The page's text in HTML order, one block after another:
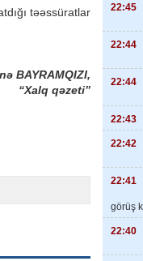
təəssüratlar
BAYRAMQIZI,
“Xalq qəzeti”
22:45
22:44
22:44
22:43
22:42
22:41
görüş
22:40